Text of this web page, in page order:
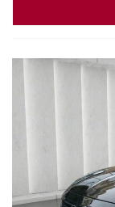
Vedi dettagli